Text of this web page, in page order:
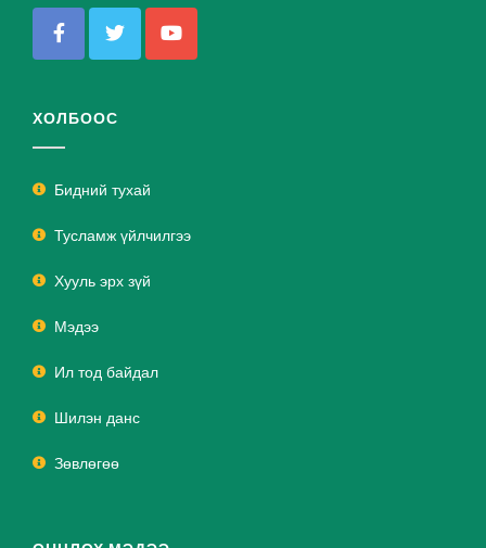
ХОЛБООС
Бидний тухай
Тусламж үйлчилгээ
Хууль эрх зүй
Мэдээ
Ил тод байдал
Шилэн данс
Зөвлөгөө